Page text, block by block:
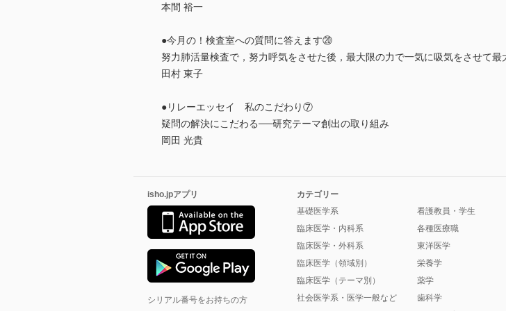
本間 裕一
●今月の！検査室への質問に答えます⑳
努力肺活量検査で，努力呼気をさせた後，最大限の力で一気に吸気をさせて
田村 東子
●リレーエッセイ 私のこだわり⑦
疑問の解決にこだわる──研究テーマ創出の取り組み
岡田 光貴
isho.jpアプリ
シリアル番号をお持ちの方
カテゴリー
基礎医学系
臨床医学・内科系
臨床医学・外科系
臨床医学（領域別）
臨床医学（テーマ別）
社会医学系・医学一般など
看護教員・学生
各種医療職
東洋医学
栄養学
薬学
歯科学